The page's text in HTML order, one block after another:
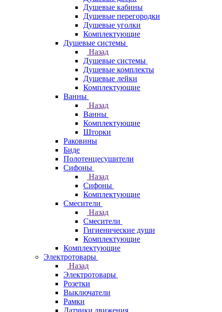
Душевые кабины
Душевые перегородки
Душевые уголки
Комплектующие
Душевые системы
Назад
Душевые системы
Душевые комплекты
Душевые лейки
Комплектующие
Ванны
Назад
Ванны
Комплектующие
Шторки
Раковины
Биде
Полотенцесушители
Сифоны
Назад
Сифоны
Комплектующие
Смесители
Назад
Смесители
Гигиенические души
Комплектующие
Комплектующие
Электротовары
Назад
Электротовары
Розетки
Выключатели
Рамки
Датчики движения